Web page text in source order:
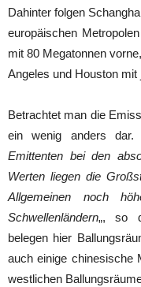
Dahinter folgen
europäischen
mit 80 Megatonnen
Angeles und Houston
Betrachtet man die
ein wenig anders dar.
Emittenten bei den
Werten liegen die
Allgemeinen noch
Schwellenländern„, so
belegen hier
auch einige chinesische
westlichen